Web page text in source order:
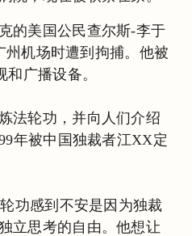
的美国公民查尔斯-李于
州机场时遭到拘捕。他被
广播设备。
法轮功，并向人们介绍
年被中国独裁者江XX定
功感到不安是因为独裁
立思考的自由。他想让